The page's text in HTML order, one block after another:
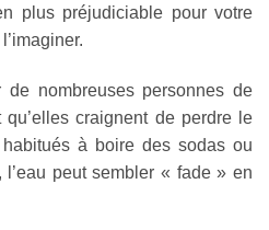
plus préjudiciable pour votre
nombreuses personnes de
qu’elles craignent de perdre le
à boire des sodas ou
peut sembler « fade » en